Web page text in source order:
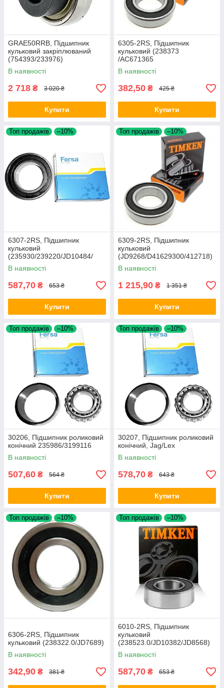
GRAE50RRB, Підшипник
кульковий закріплюваний
(754393/233976)
(GRAE50NPPB/YET210/SA21
0G/ES210)
В наявності
2 718 ₴ 3 020 ₴
Купити
6305-2RS, Підшипник
кульковий (238373
/AC671365
/28996670/86548977/609654
R91/CA076)
В наявності
382,50 ₴ 425 ₴
Купити
Топ продажів –10%
6307-2RS, Підшипник
кульковий
(235930/239220/JD10484/
JD10155/AN33120/JD10472/3
20557)
В наявності
587,70 ₴ 653 ₴
Купити
Топ продажів –10%
6309-2RS, Підшипник
кульковий
(JD9268/D41629300/412718)
В наявності
1 215,90 ₴ 1 351 ₴
Купити
Топ продажів –10%
30206, Підшипник роликовий
конічний 235986/3199116
В наявності
507,60 ₴ 564 ₴
Купити
Топ продажів –10%
30207, Підшипник роликовий
конічний, Jag/Lex
В наявності
578,70 ₴ 643 ₴
Купити
Топ продажів –10%
6306-2RS, Підшипник
кульковий (238322.0/JD7689)
В наявності
342,90 ₴ 381 ₴
Топ продажів –10%
6010-2RS, Підшипник
кульковий
(238523.0/JD10382/JD8568)
В наявності
587,70 ₴ 653 ₴